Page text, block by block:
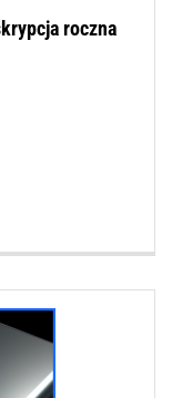
roczna